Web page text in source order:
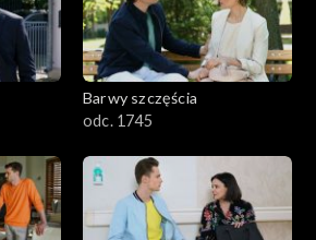
Barwy szczęścia
odc. 1745